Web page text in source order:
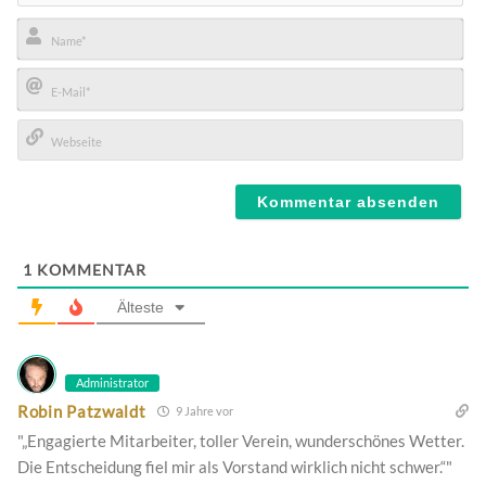
Name*
E-
Mail*
1 KOMMENTAR
Älteste
Administrator
Robin Patzwaldt 9 Jahre vor
"„Engagierte Mitarbeiter, toller Verein, wunderschönes Wetter.
Die Entscheidung fiel mir als Vorstand wirklich nicht schwer.“"